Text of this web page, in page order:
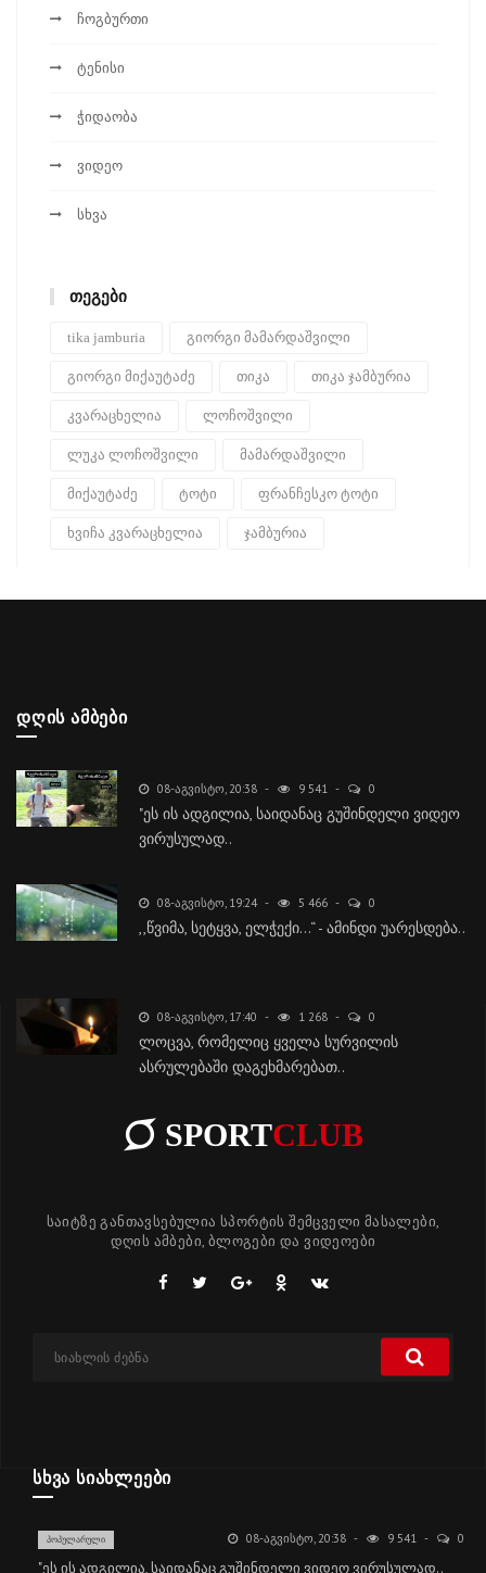
ჩოგბურთი
ტენისი
ჭიდაობა
ვიდეო
სხვა
ᲗᲔᲒᲔᲑᲘ
tika jamburia გიორგი მამარდაშვილი
გიორგი მიქაუტაძე თიკა თიკა ჯამბურია
კვარაცხელია ლოჩოშვილი
ლუკა ლოჩოშვილი მამარდაშვილი
მიქაუტაძე ტოტი ფრანჩესკო ტოტი
ხვიჩა კვარაცხელია ჯამბურია
ᲓᲦᲘᲡ ᲐᲛᲑᲔᲑᲘ
08-ᲐᲒᲕᲘᲡᲢᲝ, 20:38 9 541 0
"ეს ის ადგილია, საიდანაც გუშინდელი ვიდეო
ვირუსულად..
08-ᲐᲒᲕᲘᲡᲢᲝ, 19:24 5 466 0
,,წვიმა, სეტყვა, ელჭექი…“ - ამინდი უარესდება..
08-ᲐᲒᲕᲘᲡᲢᲝ, 17:40 1 268 0
ლოცვა, რომელიც ყველა სურვილის
ასრულებაში დაგეხმარებათ..
SPORTCLUB
საიტზე განთავსებულია სპორტის შემცველი მასალები,
დღის ამბები, ბლოგები და ვიდეოები
ᲡᲮᲕᲐ ᲡᲘᲐᲮᲚᲔᲔᲑᲘ
ᲞᲝᲞᲣᲚᲐᲠᲣᲚᲘ 08-ᲐᲒᲕᲘᲡᲢᲝ, 20:38 9 541 0
"ეს ის ადგილია, საიდანაც გუშინდელი ვიდეო ვირუსულად..